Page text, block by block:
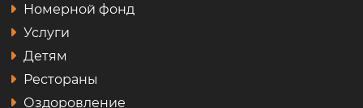
Номерной фонд
Услуги
Детям
Рестораны
Оздоровление